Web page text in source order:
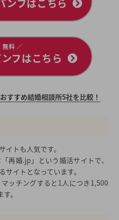
ンフはこちら
無料 ／
フはこちら
すすめ結婚相談所5社を比較！
イトも人気です。
再婚.jp」という婚活サイトで、
イトとなっています。
ッチングすると1人につき1,500
。